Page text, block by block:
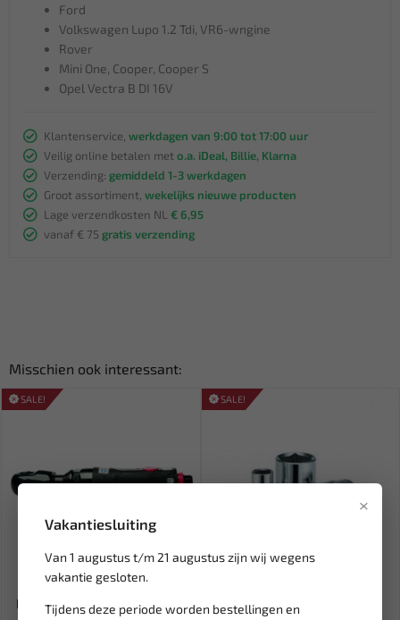
×
Vakantiesluiting
Van 1 augustus t/m 21 augustus zijn wij wegens
vakantie gesloten.
Tijdens deze periode worden bestellingen en
Ford
Volkswagen Lupo 1.2 Tdi, VR6-wngine
Rover
Mini One, Cooper, Cooper S
Opel Vectra B DI 16V
Klantenservice, werkdagen van 9:00 tot 17:00 uur
Veilig online betalen met o.a. iDeal, Billie, Klarna
Verzending: gemiddeld 1-3 werkdagen
Groot assortiment, wekelijks nieuwe producten
Lage verzendkosten NL € 6,95
vanaf € 75 gratis verzending
Misschien ook interessant:
SALE!
Leverbaar
RODAC 1/2" Ratelsleutel mini
SALE!
FORCE 1/2" Losse dop 13mm